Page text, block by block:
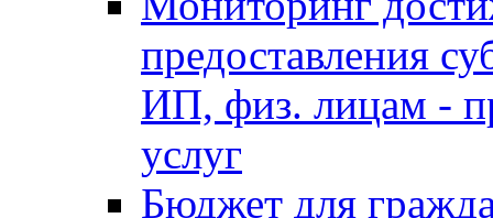
предоставления
ИП, физ. лицам -
услуг
Бюджет для